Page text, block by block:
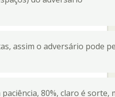
assim o adversário pode
80%, claro é